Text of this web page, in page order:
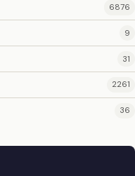
6876
9
31
2261
36